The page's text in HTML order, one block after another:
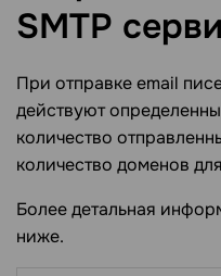
SMTP
При отправке email
действуют
количество
количество доменов
Более детальная
ниже.